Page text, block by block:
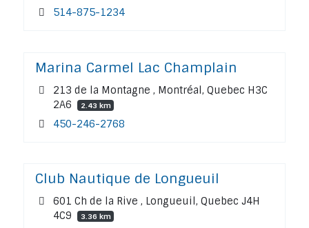
514-875-1234
Marina Carmel Lac Champlain
213 de la Montagne , Montréal, Quebec H3C
2A6
2.43 km
450-246-2768
Club Nautique de Longueuil
601 Ch de la Rive , Longueuil, Quebec J4H
4C9
3.36 km